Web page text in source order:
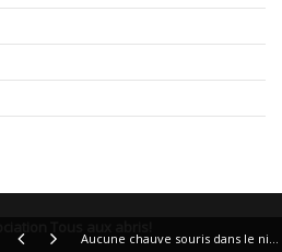
Aucune chauve souris dans le nichoir